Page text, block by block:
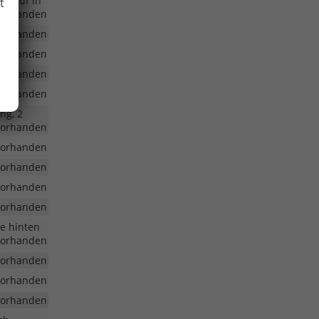
vorhanden
vorhanden
vorhanden
vorhanden
vorhanden
2
hinten